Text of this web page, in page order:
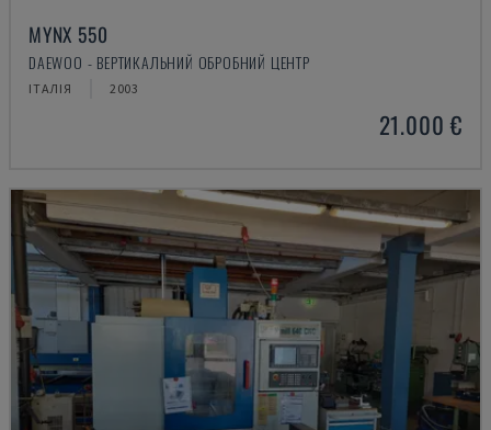
MYNX 550
DAEWOO - ВЕРТИКАЛЬНИЙ ОБРОБНИЙ ЦЕНТР
ІТАЛІЯ 2003
21.000 €